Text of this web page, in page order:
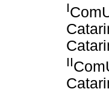
I
II